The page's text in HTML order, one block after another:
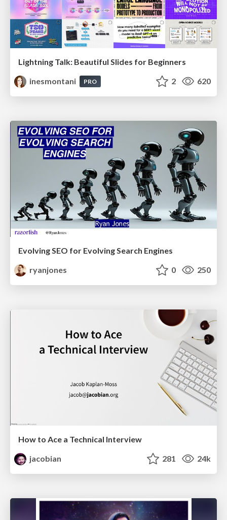
Lightning Talk: Beautiful Slides for Beginners
inesmontani
PRO 2 620
Evolving SEO for Evolving Search Engines
ryanjones
0 250
How to Ace a Technical Interview
jacobian
281 24k